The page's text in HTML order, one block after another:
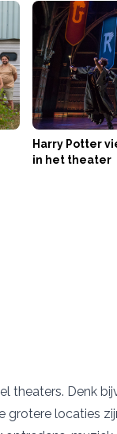
Harry Potter
in het theater
theaters. Denk
grotere locaties